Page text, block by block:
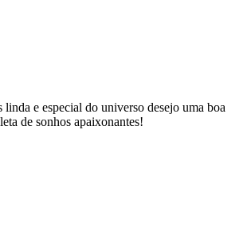
linda e especial do universo desejo uma boa
de sonhos apaixonantes!